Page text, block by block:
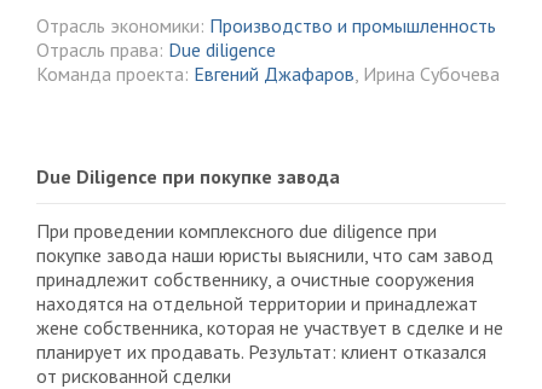
Отрасль экономики: Производство и промышленность
Отрасль права: Due diligence
Команда проекта: Евгений Джафаров, Ирина Субочева
Due Diligence при покупке завода
При проведении комплексного due diligence при
покупке завода наши юристы выяснили, что сам завод
принадлежит собственнику, а очистные сооружения
находятся на отдельной территории и принадлежат
жене собственника, которая не участвует в сделке и не
планирует их продавать. Результат: клиент отказался
от рискованной сделки